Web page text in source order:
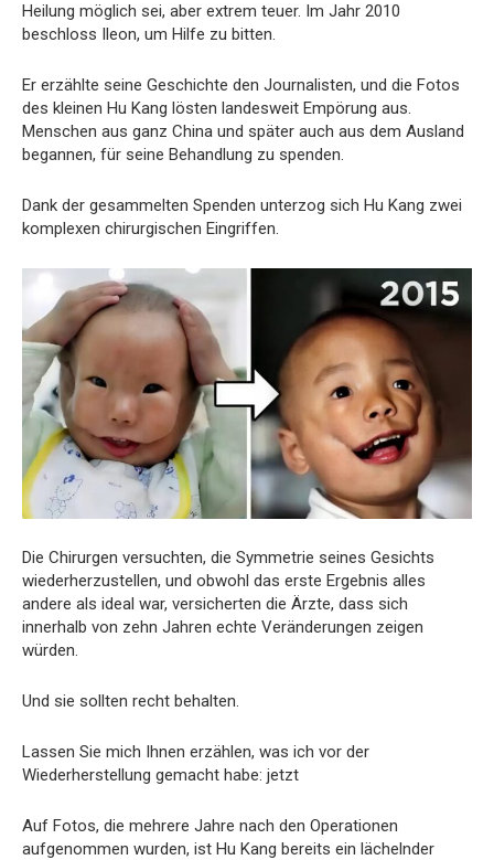
Heilung möglich sei, aber extrem teuer. Im Jahr 2010
beschloss Ileon, um Hilfe zu bitten.
Er erzählte seine Geschichte den Journalisten, und die Fotos
des kleinen Hu Kang lösten landesweit Empörung aus.
Menschen aus ganz China und später auch aus dem Ausland
begannen, für seine Behandlung zu spenden.
Dank der gesammelten Spenden unterzog sich Hu Kang zwei
komplexen chirurgischen Eingriffen.
Die Chirurgen versuchten, die Symmetrie seines Gesichts
wiederherzustellen, und obwohl das erste Ergebnis alles
andere als ideal war, versicherten die Ärzte, dass sich
innerhalb von zehn Jahren echte Veränderungen zeigen
würden.
Und sie sollten recht behalten.
Lassen Sie mich Ihnen erzählen, was ich vor der
Wiederherstellung gemacht habe: jetzt
Auf Fotos, die mehrere Jahre nach den Operationen
aufgenommen wurden, ist Hu Kang bereits ein lächelnder